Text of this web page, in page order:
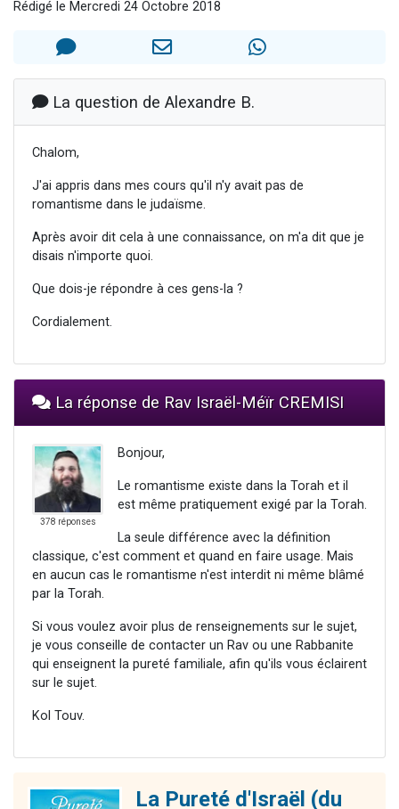
4 personnes viennent de faire un don pour Reloger Rivka, 6 enfants, victime de violences...
3 nouvelles musiques dans Torah-Box Music
Rédigé le Mercredi 24 Octobre 2018
La question de Alexandre B.
Chalom,
J'ai appris dans mes cours qu'il n'y avait pas de
romantisme dans le judaïsme.
Après avoir dit cela à une connaissance, on m'a dit que je
disais n'importe quoi.
Que dois-je répondre à ces gens-la ?
Cordialement.
La réponse de Rav Israël-Méïr CREMISI
378 réponses
Bonjour,
Le romantisme existe dans la Torah et il
est même pratiquement exigé par la Torah.
La seule différence avec la définition
classique, c'est comment et quand en faire usage. Mais
en aucun cas le romantisme n'est interdit ni même blâmé
par la Torah.
Si vous voulez avoir plus de renseignements sur le sujet,
je vous conseille de contacter un Rav ou une Rabbanite
qui enseignent la pureté familiale, afin qu'ils vous éclairent
sur le sujet.
Kol Touv.
La Pureté d'Israël (du